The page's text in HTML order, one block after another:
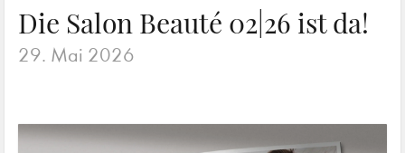
Die Salon Beauté 02|26 ist da!
29. Mai 2026